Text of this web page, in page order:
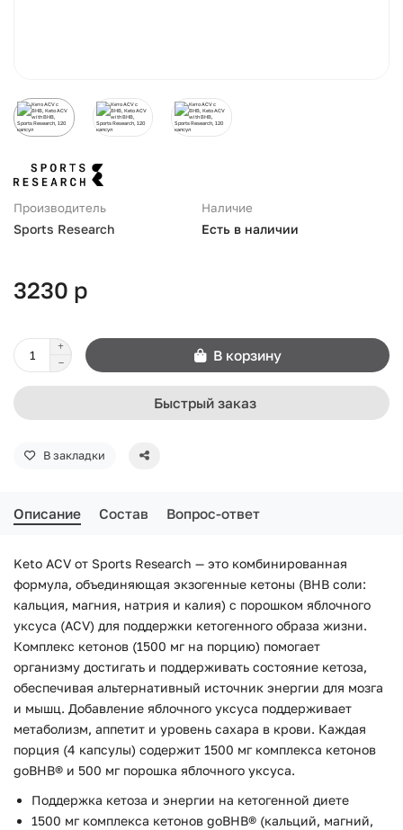
Производитель
Sports Research
Наличие
Есть в наличии
3230 р
В корзину
Быстрый заказ
В закладки
Описание Состав Вопрос-ответ
Keto ACV от Sports Research — это комбинированная
формула, объединяющая экзогенные кетоны (BHB соли:
кальция, магния, натрия и калия) с порошком яблочного
уксуса (ACV) для поддержки кетогенного образа жизни.
Комплекс кетонов (1500 мг на порцию) помогает
организму достигать и поддерживать состояние кетоза,
обеспечивая альтернативный источник энергии для мозга
и мышц. Добавление яблочного уксуса поддерживает
метаболизм, аппетит и уровень сахара в крови. Каждая
порция (4 капсулы) содержит 1500 мг комплекса кетонов
goBHB® и 500 мг порошка яблочного уксуса.
Поддержка кетоза и энергии на кетогенной диете
1500 мг комплекса кетонов goBHB® (кальций, магний,